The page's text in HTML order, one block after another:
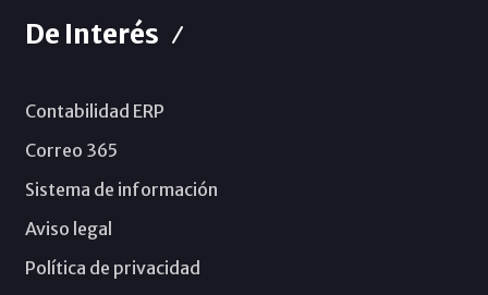
De Interés
Contabilidad ERP
Correo 365
Sistema de información
Aviso legal
Política de privacidad